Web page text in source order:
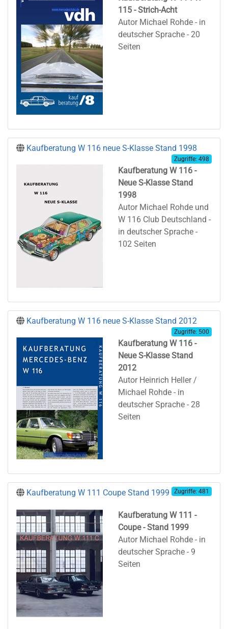
115 - Strich-Acht
Autor Michael Rohde - in
deutscher Sprache - 20
Seiten
Kaufberatung W 116 neue S-Klasse Stand 1998
Zugriffe: 498
Kaufberatung W 116 -
Neue S-Klasse Stand
1998
Autor Michael Rohde und
W 116 Club Deutschland -
in deutscher Sprache -
102 Seiten
Kaufberatung W 116 neue S-Klasse Stand 2012
Zugriffe: 500
Kaufberatung W 116 -
Neue S-Klasse Stand
2012
Autor Heinrich Heller /
Michael Rohde - in
deutscher Sprache - 28
Seiten
Kaufberatung W 111 Coupe Stand 1999 Zugriffe: 481
Kaufberatung W 111 -
Coupe - Stand 1999
Autor Michael Rohde - in
deutscher Sprache - 9
Seiten